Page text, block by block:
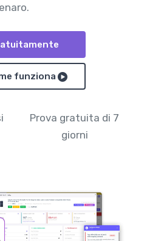
funziona
Prova gratuita di 7
giorni